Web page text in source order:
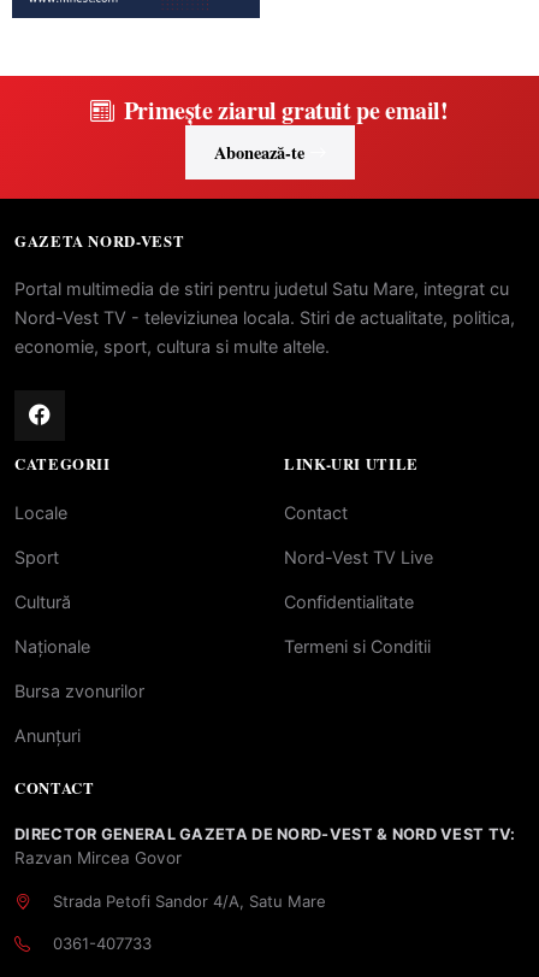
Primește ziarul gratuit pe email!
Abonează-te
GAZETA NORD-VEST
Portal multimedia de stiri pentru judetul Satu Mare, integrat cu
Nord-Vest TV - televiziunea locala. Stiri de actualitate, politica,
economie, sport, cultura si multe altele.
CATEGORII
Locale
Sport
Cultură
Naționale
Bursa zvonurilor
Anunțuri
LINK-URI UTILE
Contact
Nord-Vest TV Live
Confidentialitate
Termeni si Conditii
CONTACT
DIRECTOR GENERAL GAZETA DE NORD-VEST & NORD VEST TV:
Razvan Mircea Govor
Strada Petofi Sandor 4/A, Satu Mare
0361-407733